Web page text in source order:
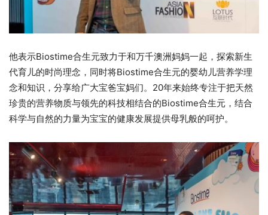
他表示Biostime合生元致力于和万千澳洲妈妈一起，探索新生
代育儿的时尚理念，同时将Biostime合生元的婴幼儿营养学理
念和知识，分享给广大宝爸宝妈们。20年来始终专注于把天然
珍贵的营养物质与领先的科技相结合的Biostime合生元，结合
科学与自然的力量为宝宝的健康发展提供母乳般的呵护。